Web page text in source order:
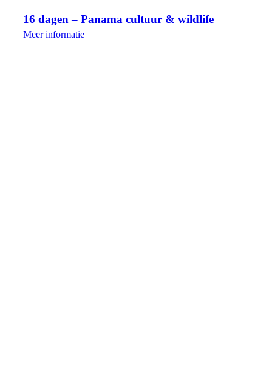
16 dagen – Panama cultuur & wildlife
Meer informatie